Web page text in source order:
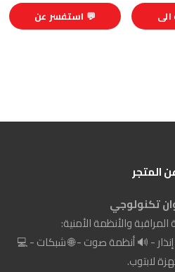
💬 استفسر عن
المتجر
تكنولوجي
والأنظمة الأمنية:
- 🔊 أنظمة صوت - 🌐 شبكات - 💻
لابتوب.